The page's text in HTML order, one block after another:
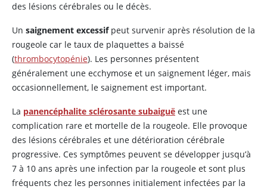
des lésions cérébrales ou le décès.
Un saignement excessifpeut survenir après résolution de la
rougeole car le taux de plaquettes a baissé
(thrombocytopénie). Les personnes présentent
généralement une ecchymose et un saignement léger, mais
occasionnellement, le saignement est important.
La panencéphalite sclérosante subaiguë est une
complication rare et mortelle de la rougeole. Elle provoque
des lésions cérébrales et une détérioration cérébrale
progressive. Ces symptômes peuvent se développer jusqu’à
7 à 10 ans après une infection par la rougeole et sont plus
fréquents chez les personnes initialement infectées par la